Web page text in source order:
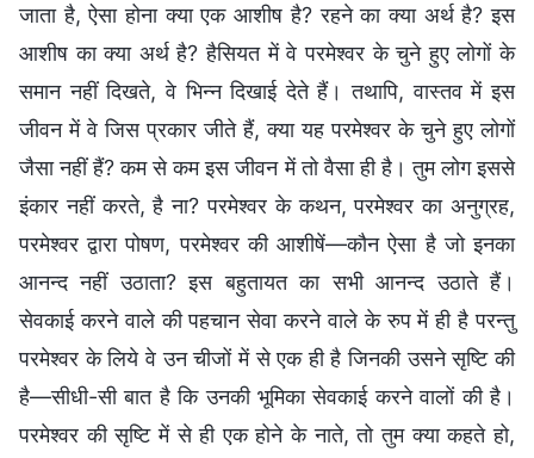
जाता है, ऐसा होना क्या एक आशीष है? रहने का क्या अर्थ है? इस
आशीष का क्या अर्थ है? हैसियत में वे परमेश्वर के चुने हुए लोगों के
समान नहीं दिखते, वे भिन्न दिखाई देते हैं। तथापि, वास्तव में इस
जीवन में वे जिस प्रकार जीते हैं, क्या यह परमेश्वर के चुने हुए लोगों
जैसा नहीं हैं? कम से कम इस जीवन में तो वैसा ही है। तुम लोग इससे
इंकार नहीं करते, है ना? परमेश्वर के कथन, परमेश्वर का अनुग्रह,
परमेश्वर द्वारा पोषण, परमेश्वर की आशीषें—कौन ऐसा है जो इनका
आनन्द नहीं उठाता? इस बहुतायत का सभी आनन्द उठाते हैं।
सेवकाई करने वाले की पहचान सेवा करने वाले के रुप में ही है परन्तु
परमेश्वर के लिये वे उन चीजों में से एक ही है जिनकी उसने सृष्टि की
है—सीधी-सी बात है कि उनकी भूमिका सेवकाई करने वालों की है।
परमेश्वर की सृष्टि में से ही एक होने के नाते, तो तुम क्या कहते हो,